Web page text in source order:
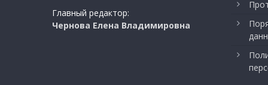
Главный редактор:
Чернова Елена Владимировна